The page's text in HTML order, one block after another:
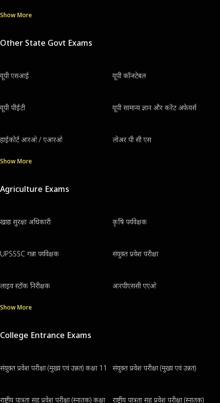
Show More
Other State Govt Exams
यूपी एसआई यूपी कॉन्स्टेबल
यूपी पीईटी यूपी सामान्य ज्ञान और करेंट अफेयर्स
हाईकोर्ट आरओ / एआरओ लोअर पी सी एस
Show More
Agriculture Exams
खाद्य सुरक्षा अधिकारी कृषि पर्यवेक्षक
UPSSSC गन्ना पर्यवेक्षक संयुक्त प्रवेश परीक्षा
लाइव स्टॉक निरीक्षक आरपीएससी एएओ
Show More
College Entrance Exams
संयुक्त प्रवेश परीक्षा (मुख्य एवं उन्नत) कक्षा 11 संयुक्त प्रवेश परीक्षा (मुख्य एवं उन्नत)
राष्ट्रीय पात्रता सह प्रवेश परीक्षा (स्नातक) कक्षा
राष्ट्रीय पात्रता सह प्रवेश परीक्षा (स्नातक)